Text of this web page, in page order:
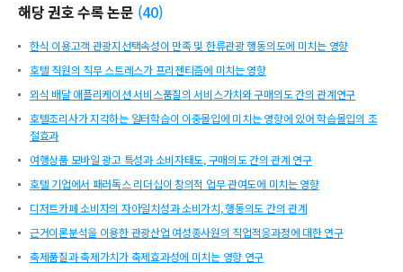
해당 권호 수록 논문 (40)
한식 이용고객 관광지선택속성이 만족 및 한류관광 행동의도에 미치는 영향
호텔 직원의 직무 스트레스가 프리젠티즘에 미치는 영향
외식 배달 애플리케이션 서비스품질의 서비스가치와 구매의도 간의 관계연구
호텔조리사가 지각하는 일터학습이 이중몰입에 미치는 영향에 있어 학습몰입의 조
절효과
여행상품 모바일 광고 특성과 소비자태도, 구매의도 간의 관계 연구
호텔 기업에서 패러독스 리더십이 창의적 업무 관여도에 미치는 영향
디저트카페 소비자의 자아일치성과 소비가치, 행동의도 간의 관계
근거이론분석을 이용한 관광산업 여성종사원의 직업적응과정에 대한 연구
축제품질과 축제가치가 축제효과성에 미치는 영향 연구